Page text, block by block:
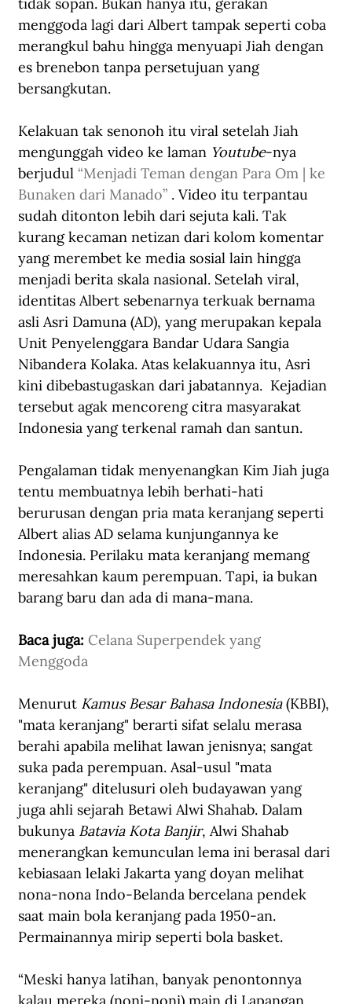
tidak sopan. Bukan hanya itu, gerakan
menggoda lagi dari Albert tampak seperti coba
merangkul bahu hingga menyuapi Jiah dengan
es brenebon tanpa persetujuan yang
bersangkutan.
Kelakuan tak senonoh itu viral setelah Jiah
mengunggah video ke laman Youtube-nya
berjudul “Menjadi Teman dengan Para Om | ke
Bunaken dari Manado” . Video itu terpantau
sudah ditonton lebih dari sejuta kali. Tak
kurang kecaman netizan dari kolom komentar
yang merembet ke media sosial lain hingga
menjadi berita skala nasional. Setelah viral,
identitas Albert sebenarnya terkuak bernama
asli Asri Damuna (AD), yang merupakan kepala
Unit Penyelenggara Bandar Udara Sangia
Nibandera Kolaka. Atas kelakuannya itu, Asri
kini dibebastugaskan dari jabatannya.  Kejadian
tersebut agak mencoreng citra masyarakat
Indonesia yang terkenal ramah dan santun.
Pengalaman tidak menyenangkan Kim Jiah juga
tentu membuatnya lebih berhati-hati
berurusan dengan pria mata keranjang seperti
Albert alias AD selama kunjungannya ke
Indonesia. Perilaku mata keranjang memang
meresahkan kaum perempuan. Tapi, ia bukan
barang baru dan ada di mana-mana.
Baca juga: Celana Superpendek yang
Menggoda
Menurut Kamus Besar Bahasa Indonesia (KBBI),
"mata keranjang" berarti sifat selalu merasa
berahi apabila melihat lawan jenisnya; sangat
suka pada perempuan. Asal-usul "mata
keranjang" ditelusuri oleh budayawan yang
juga ahli sejarah Betawi Alwi Shahab. Dalam
bukunya Batavia Kota Banjir, Alwi Shahab
menerangkan kemunculan lema ini berasal dari
kebiasaan lelaki Jakarta yang doyan melihat
nona-nona Indo-Belanda bercelana pendek
saat main bola keranjang pada 1950-an.
Permainannya mirip seperti bola basket.
“Meski hanya latihan, banyak penontonnya